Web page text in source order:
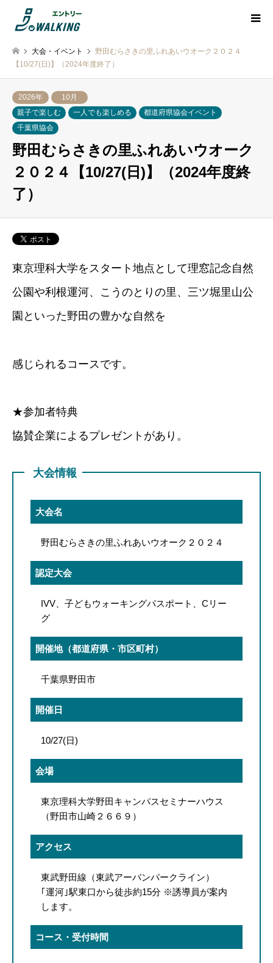
大会・イベント
野田むらさきの里ふれあいウオーク２０２４
【10/27(日)】（2024年度終了）
2026年
10月
親子で楽しむ
一人でも楽しめる
都道府県協会イベント
千葉県協会
野田むらさきの里ふれあいウオーク
２０２４【10/27(日)】（2024年度終
了）
東京理科大学をスタート地点として理窓記念自然
公園や利根運河、こうのとりの里、三ツ堀里山公
園といった野田の豊かな自然を
感じられるコースです。
★参加者特典
協賛企業によるプレゼントがあり。
大会情報
大会名
野田むらさきの里ふれあいウオーク２０２４
認定大会
IVV、子どもウォーキングパスポート、Cリー
グ
開催地（都道府県・市区町村）
千葉県野田市
開催日
10/27(日)
会場
東京理科大学野田キャンパスセミナーハウス
（野田市山崎２６６９）
アクセス
東武野田線（東武アーバンパークライン）
｢運河｣駅東口から徒歩約15分 ※誘導員が案内
します。
コース・受付時間